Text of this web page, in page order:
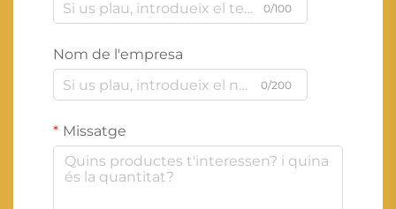
0/100
Nom de l'empresa
0/200
Missatge